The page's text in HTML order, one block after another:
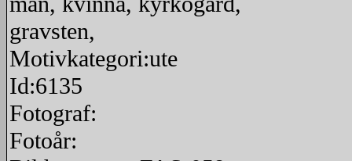
gravsten,
Motivkategori:ute
Id:6135
Fotograf:
Fotoår: